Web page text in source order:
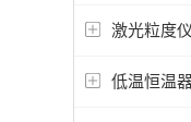
激光粒度
低温恒温